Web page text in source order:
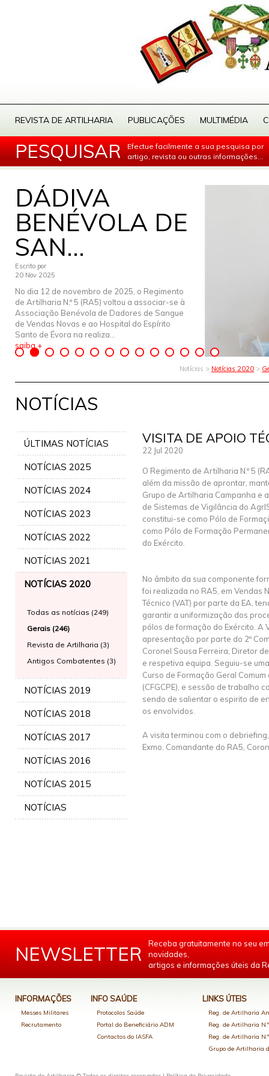
REVISTA DE ARTILHARIA PUBLICAÇÕES MULTIMÉDIA
PESQUISAR
Efectue facilmente a sua pesquisa por
artigo, revista ou outras informações...
DÁDIVA
BENÉVOLA DE
SAN...
Escrito por
20 Nov 2025
No dia 12 de novembro de 2025, o Regimento
de Artilharia N.º 5 (RA5) voltou a associar-se à
Associação Benévola de Dadores de Sangue
de Vendas Novas e ao Hospital do Espírito
Santo de Évora na realiza...
saiba +
Notícias > Notícias 2020 >
NOTÍCIAS
ÚLTIMAS NOTÍCIAS
NOTÍCIAS 2025
NOTÍCIAS 2024
NOTÍCIAS 2023
NOTÍCIAS 2022
NOTÍCIAS 2021
NOTÍCIAS 2020
Todas as notícias (249)
Gerais (246)
Revista de Artilharia (3)
Antigos Combatentes (3)
NOTÍCIAS 2019
NOTÍCIAS 2018
NOTÍCIAS 2017
NOTÍCIAS 2016
NOTÍCIAS 2015
NOTÍCIAS
VISITA DE APOIO
22 Jul 2020
O Regimento de Artilharia N.º 5
além da missão de aprontar,
Grupo de Artilharia Campanha e
de Sistemas de Vigilância do
constitui-se como Pólo de
como Pólo de Formação
do Exército.
No âmbito da sua componente
foi realizada no RA5, em Vendas
Técnico (VAT) por parte da EA,
garantir a uniformização dos
pólos de formação do Exército. A
apresentação por parte do 2º
Coronel Sousa Ferreira, Diretor
e respetiva equipa. Seguiu-se
Curso de Formação Geral
(CFGCPE), e sessão de trabalho
sendo de salientar o espirito de
os envolvidos.
A visita terminou com o
Exmo. Comandante do RA5,
NEWSLETTER
Receba gratuitamente no seu
novidades,
artigos e informações úteis da
INFORMAÇÕES
Messes Militares
Recrutamento
INFO SAÚDE
Protocolos Saúde
Portal do Beneficiário ADM
Contactos do IASFA
LINKS ÚTEIS
Reg. de Artilharia
Reg. de Artilharia
Reg. de Artilharia
Grupo de Artilharia